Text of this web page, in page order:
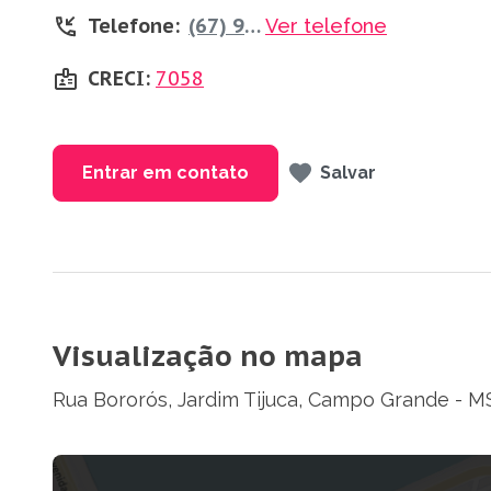
Telefone: (67) 99826-7369Ver telefone
CRECI: 7058
Entrar em contato Salvar
Visualização no mapa
Rua Bororós, Jardim Tijuca, Campo Grande -